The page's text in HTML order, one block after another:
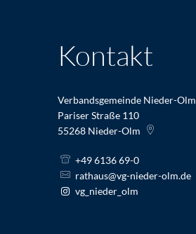
Kontakt
Verbandsgemeinde Nieder-Olm
Pariser Straße 110
55268 Nieder-Olm
+49 6136 69-0
rathaus@vg-nieder-olm.de
vg_nieder_olm